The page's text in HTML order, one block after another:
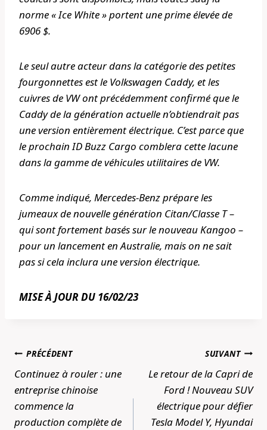
norme « Ice White » portent une prime élevée de
6906 $.
Le seul autre acteur dans la catégorie des petites
fourgonnettes est le Volkswagen Caddy, et les
cuivres de VW ont précédemment confirmé que le
Caddy de la génération actuelle n’obtiendrait pas
une version entièrement électrique. C’est parce que
le prochain ID Buzz Cargo comblera cette lacune
dans la gamme de véhicules utilitaires de VW.
Comme indiqué, Mercedes-Benz prépare les
jumeaux de nouvelle génération Citan/Classe T –
qui sont fortement basés sur le nouveau Kangoo –
pour un lancement en Australie, mais on ne sait
pas si cela inclura une version électrique.
MISE À JOUR DU 16/02/23
Navigation
de
l’article
PRÉCÉDENT
Continuez à rouler : une
entreprise chinoise
commence la
production complète de
SUIVANT
Le retour de la Capri de
Ford ! Nouveau SUV
électrique pour défier
Tesla Model Y, Hyundai